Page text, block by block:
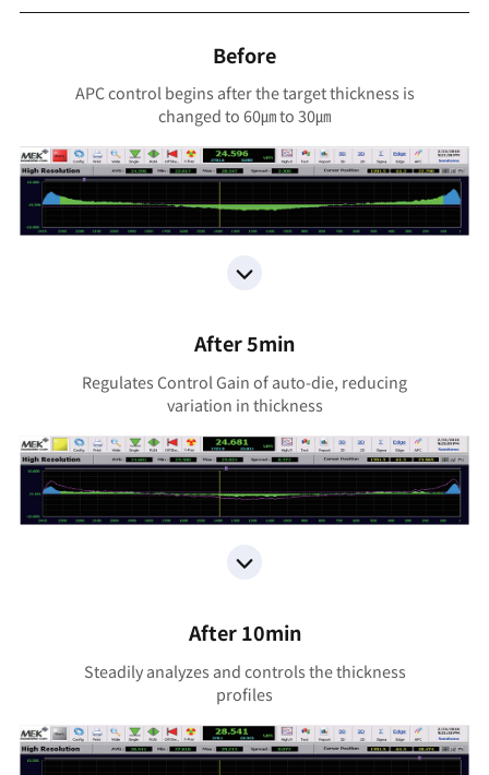
Before
APC control begins after the target thickness is
changed to 60㎛ to 30㎛
After 5min
Regulates Control Gain of auto-die, reducing
variation in thickness
After 10min
Steadily analyzes and controls the thickness
proﬁles